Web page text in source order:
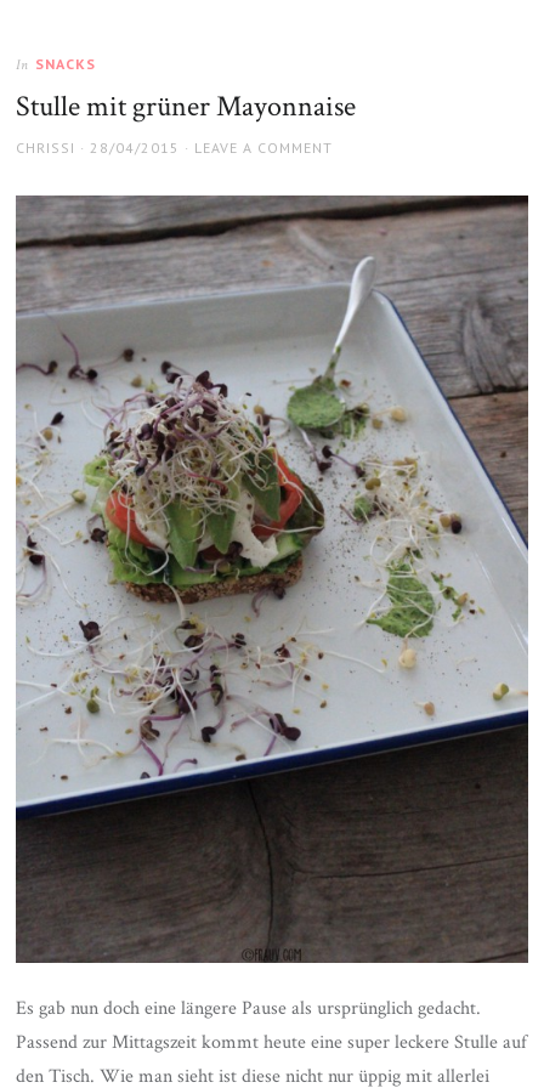
In SNACKS
Stulle mit grüner Mayonnaise
AUTHOR
CHRISSI
POSTED
28/04/2015 LEAVE A COMMENT
Es gab nun doch eine längere Pause als ursprünglich gedacht.
Passend zur Mittagszeit kommt heute eine super leckere Stulle auf
den Tisch. Wie man sieht ist diese nicht nur üppig mit allerlei